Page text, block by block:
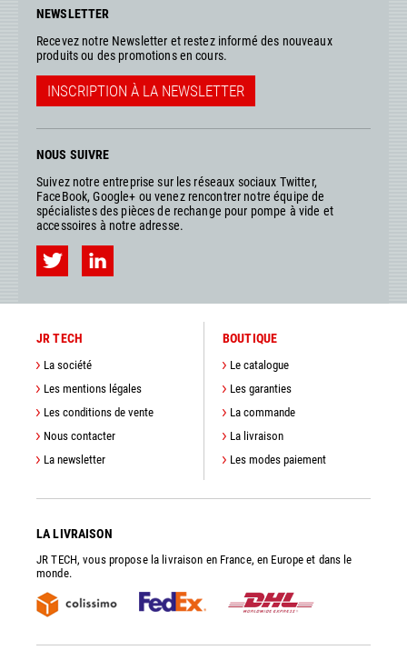
NEWSLETTER
Recevez notre Newsletter et restez informé des nouveaux
produits ou des promotions en cours.
INSCRIPTION À LA NEWSLETTER
NOUS SUIVRE
Suivez notre entreprise sur les réseaux sociaux Twitter,
FaceBook, Google+ ou venez rencontrer notre équipe de
spécialistes des pièces de rechange pour pompe à vide et
accessoires à notre adresse.
JR TECH
La société
Les mentions légales
Les conditions de vente
Nous contacter
La newsletter
BOUTIQUE
Le catalogue
Les garanties
La commande
La livraison
Les modes paiement
LA LIVRAISON
JR TECH, vous propose la livraison en France, en Europe et dans le
monde.